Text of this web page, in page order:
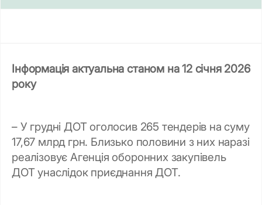
Інформація актуальна станом на 12 січня 2026
року
– У грудні ДОТ оголосив 265 тендерів на суму
17,67 млрд грн. Близько половини з них наразі
реалізовує Агенція оборонних закупівель
ДОТ унаслідок приєднання ДОТ.